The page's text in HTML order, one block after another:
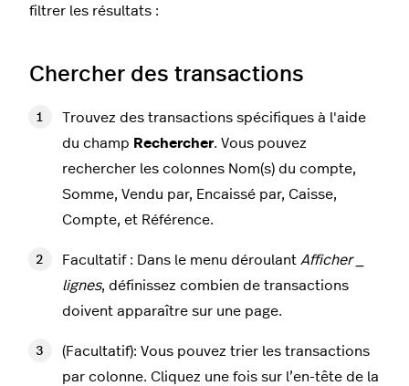
filtrer les résultats :
Chercher des transactions
Trouvez des transactions spécifiques à l'aide
du champ Rechercher. Vous pouvez
rechercher les colonnes Nom(s) du compte,
Somme, Vendu par, Encaissé par, Caisse,
Compte, et Référence.
Facultatif : Dans le menu déroulant Afficher _
lignes, définissez combien de transactions
doivent apparaître sur une page.
(Facultatif): Vous pouvez trier les transactions
par colonne. Cliquez une fois sur l’en-tête de la